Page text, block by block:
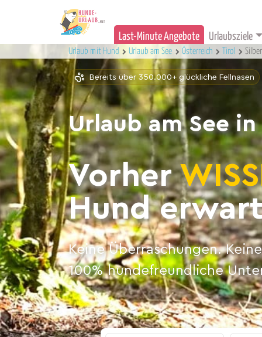
Last-Minute Angebote Urlaubsziele
Urlaub mit Hund Urlaub am See Österreich Tirol
Bereits über 350.000+ glückliche Fellnasen
Urlaub am See
Vorher
Hund
Keine Überraschungen.
100% hundefreundliche